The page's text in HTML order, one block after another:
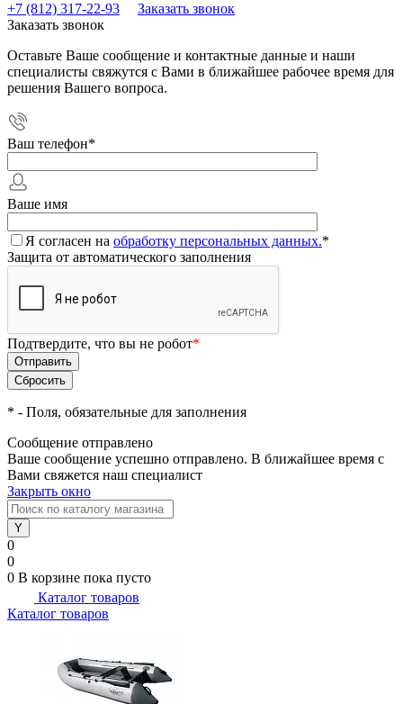
+7 (812) 317-22-93
Заказать звонок
Заказать звонок
Оставьте Ваше сообщение и контактные данные и наши
специалисты свяжутся с Вами в ближайшее рабочее время для
решения Вашего вопроса.
Ваш телефон*
Ваше имя
Я согласен на обработку персональных данных.*
Защита от автоматического заполнения
Подтвердите, что вы не робот*
* - Поля, обязательные для заполнения
Сообщение отправлено
Ваше сообщение успешно отправлено. В ближайшее время с
Вами свяжется наш специалист
Закрыть окно
0
0
0 В корзине пока пусто
Каталог товаров
Каталог товаров